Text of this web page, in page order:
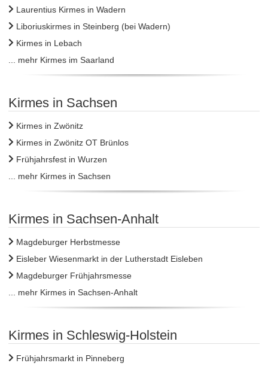
Laurentius Kirmes in Wadern
Liboriuskirmes in Steinberg (bei Wadern)
Kirmes in Lebach
... mehr Kirmes im Saarland
Kirmes in Sachsen
Kirmes in Zwönitz
Kirmes in Zwönitz OT Brünlos
Frühjahrsfest in Wurzen
... mehr Kirmes in Sachsen
Kirmes in Sachsen-Anhalt
Magdeburger Herbstmesse
Eisleber Wiesenmarkt in der Lutherstadt Eisleben
Magdeburger Frühjahrsmesse
... mehr Kirmes in Sachsen-Anhalt
Kirmes in Schleswig-Holstein
Frühjahrsmarkt in Pinneberg